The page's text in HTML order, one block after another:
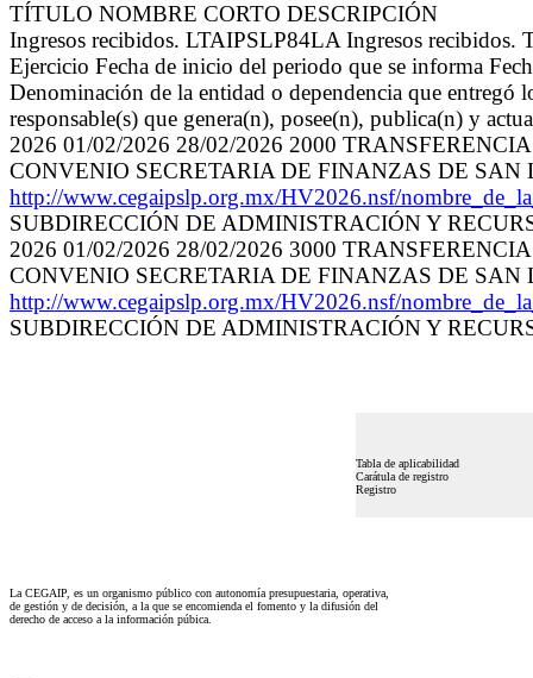
TÍTULO NOMBRE CORTO DESCRIPCIÓN
Ingresos recibidos. LTAIPSLP84LA Ingresos recibidos.
Ejercicio Fecha de inicio del periodo que se informa
Denominación de la entidad o dependencia que entregó
responsable(s) que genera(n), posee(n), publica(n) y
2026 01/02/2026 28/02/2026 2000
CONVENIO SECRETARIA DE FINANZAS DE SAN
http://www.cegaipslp.org.mx/HV2026.nsf/
SUBDIRECCIÓN DE ADMINISTRACIÓN Y
2026 01/02/2026 28/02/2026 3000
CONVENIO SECRETARIA DE FINANZAS DE SAN
http://www.cegaipslp.org.mx/HV2026.nsf/
SUBDIRECCIÓN DE ADMINISTRACIÓN Y
Tabla de aplicabilidad
Carátula de registro
Registro
La CEGAIP, es un organismo público con autonomía presupuestaria, operativa,
de gestión y de decisión, a la que se encomienda el fomento y la difusión del
derecho de acceso a la información púbica.